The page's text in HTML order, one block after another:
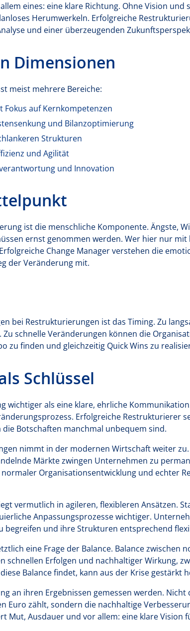
eines: eine klare Richtung. Ohne Vision und
Herumwerkeln. Erfolgreiche
und einer überzeugenden
Dimensionen
meist mehrere Bereiche:
auf Kernkompetenzen
und Bilanzoptimierung
Strukturen
und Agilität
und Innovation
ist die menschliche Komponente. Ängste,
ernst genommen werden. Wer hier nur mit
Change Manager verstehen die
der Veränderung mit.
bei Restrukturierungen ist das Timing. Zu
schnelle Veränderungen können die
zu finden und gleichzeitig Quick Wins zu
Schlüssel
wichtiger als eine klare, ehrliche
Erfolgreiche Restrukturierer
Botschaften manchmal unbequem sind.
nimmt in der modernen Wirtschaft weiter
Märkte zwingen Unternehmen zu
Organisationsentwicklung und echter
vermutlich in agileren, flexibleren Ansätzen.
Anpassungsprozesse wichtiger.
begreifen und ihre Strukturen entsprechend
eine Frage der Balance. Balance zwischen
schnellen Erfolgen und nachhaltiger Wirkung,
Balance findet, kann aus der Krise gestärkt
an ihren Ergebnissen gemessen werden. Nicht
Euro zählt, sondern die nachhaltige
Mut, Ausdauer und vor allem: eine klare Vision